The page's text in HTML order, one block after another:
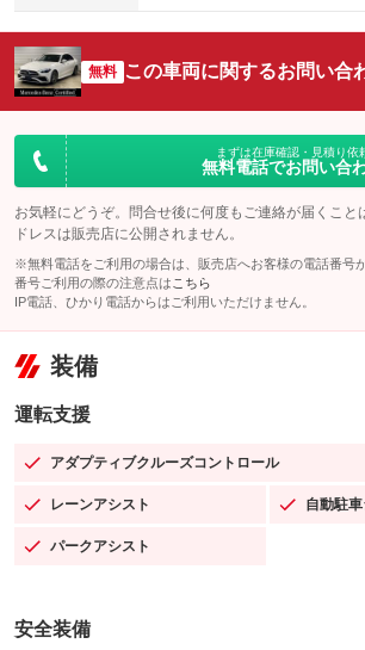
無料 この車両に関するお問い合
まずは在庫確認・見積り依
無料電話でお問い合
お気軽にどうぞ。問合せ後に何度もご連絡が届くこと
ドレスは販売店に公開されません。
※無料電話をご利用の場合は、販売店へお客様の電話番号
番号ご利用の際の注意点は こちら
IP電話、ひかり電話からはご利用いただけません。
装備
運転支援
アダプティブクルーズコントロール
：装備あり
レーンアシスト
：装備あり 自動駐
：装備あ
パークアシスト
：装備あり
安全装備